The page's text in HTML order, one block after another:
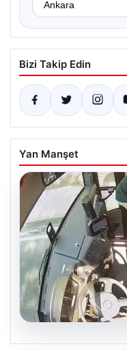
Bizi Takip Edin
Yan Manşet